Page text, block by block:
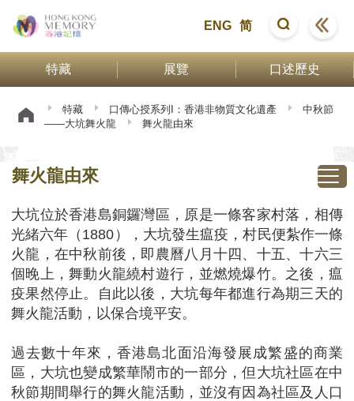
ENG 简
特藏 展覽 口述歷史
特藏 口傳心授系列I：香港非物質文化遺產
中秋節
——大坑舞火龍
舞火龍由來
舞火龍由來
大坑位於香港島銅鑼灣區，原是一條客家村落，相傳
光緒六年（1880），大坑發生瘟疫，村民便紮作一條
火龍，在中秋前後，即農曆八月十四、十五、十六三
個晚上，舞動火龍繞村遊行，並燃燒爆竹。之後，瘟
疫果然停止。自此以後，大坑每年都進行為期三天的
舞火龍活動，以保合境平安。
過去數十年來，香港島北面沿海發展成繁盛的商業
區，大坑也變成繁華鬧市的一部分，但大坑社區在中
秋節期間舉行的舞火龍活動，並沒有因為社區及人口